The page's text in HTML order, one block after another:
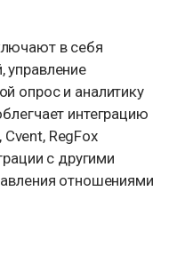
в себя
опрос и аналитику
интеграцию
RegFox
с другими
отношениями